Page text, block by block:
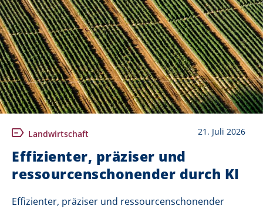
Landwirtschaft 21. Juli 2026
Effizienter, präziser und
ressourcenschonender durch KI
Effizienter, präziser und ressourcenschonender